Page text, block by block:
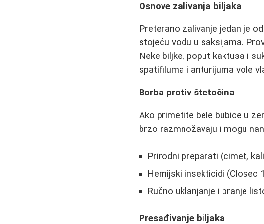
Osnove zalivanja biljaka
Preterano zalivanje jedan je
stojeću vodu u saksijama.
Neke biljke, poput kaktusa i
spatifiluma i anturijuma vole
Borba protiv štetočina
Ako primetite bele bubice u
brzo razmnožavaju i mogu
Prirodni preparati (cimet,
Hemijski insekticidi (Closec
Ručno uklanjanje i pranje
Presađivanje biljaka